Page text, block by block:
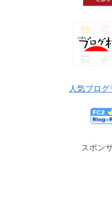
人気ブロ
スポン